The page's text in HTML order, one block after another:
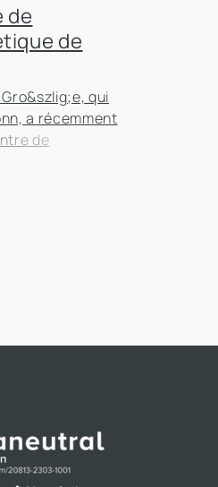
de
de
qui
a récemment
de
Horrem
passionnante
à l'efficacité